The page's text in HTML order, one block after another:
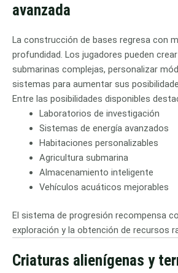
avanzada
La construcción de bases regresa con
profundidad. Los jugadores pueden
submarinas complejas, personalizar
sistemas para aumentar sus
Entre las posibilidades disponibles
Laboratorios de investigación
Sistemas de energía avanzados
Habitaciones personalizables
Agricultura submarina
Almacenamiento inteligente
Vehículos acuáticos mejorables
El sistema de progresión recompensa
exploración y la obtención de recursos
Criaturas alienígenas y